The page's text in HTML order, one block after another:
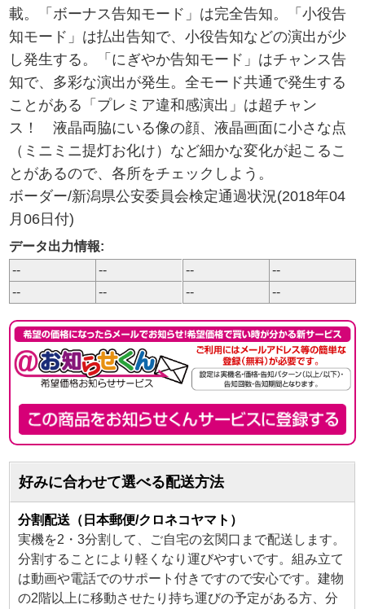
載。「ボーナス告知モード」は完全告知。「小役告
知モード」は払出告知で、小役告知などの演出が少
し発生する。「にぎやか告知モード」はチャンス告
知で、多彩な演出が発生。全モード共通で発生する
ことがある「プレミア違和感演出」は超チャン
ス！ 液晶両脇にいる像の顔、液晶画面に小さな点
（ミニミニ提灯お化け）など細かな変化が起こるこ
とがあるので、各所をチェックしよう。
ボーダー/新潟県公安委員会検定通過状況(2018年04
月06日付)
データ出力情報:
--
-- --
--
--
-- -- --
好みに合わせて選べる配送方法
分割配送（日本郵便/クロネコヤマト）
実機を2・3分割して、ご自宅の玄関口まで配送します。
分割することにより軽くなり運びやすいです。組み立て
は動画や電話でのサポート付きですので安心です。建物
の2階以上に移動させたり持ち運びの予定がある方、分